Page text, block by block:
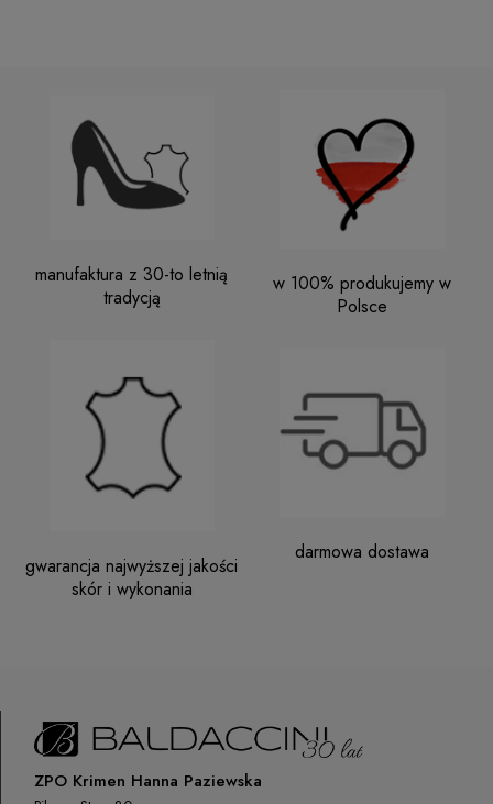
manufaktura z 30-to letnią
tradycją
w 100% produkujemy w
Polsce
gwarancja najwyższej jakości
skór i wykonania
darmowa dostawa
ZPO Krimen Hanna Paziewska